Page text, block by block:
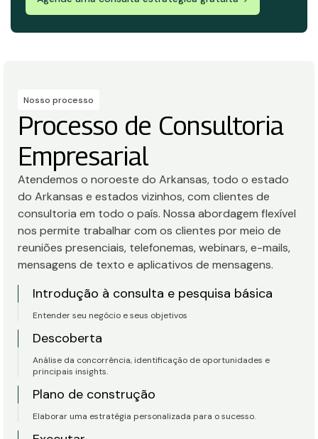
Nosso processo
Processo de Consultoria
Empresarial
Atendemos o noroeste do Arkansas, todo o estado
do Arkansas e estados vizinhos, com clientes de
consultoria em todo o país. Nossa abordagem flexível
nos permite trabalhar com os clientes por meio de
reuniões presenciais, telefonemas, webinars, e-mails,
mensagens de texto e aplicativos de mensagens.
Introdução à consulta e pesquisa básica
Entender seu negócio e seus objetivos
Descoberta
Análise da concorrência, identificação de oportunidades e
principais insights.
Plano de construção
Elaborar uma estratégia personalizada para o sucesso.